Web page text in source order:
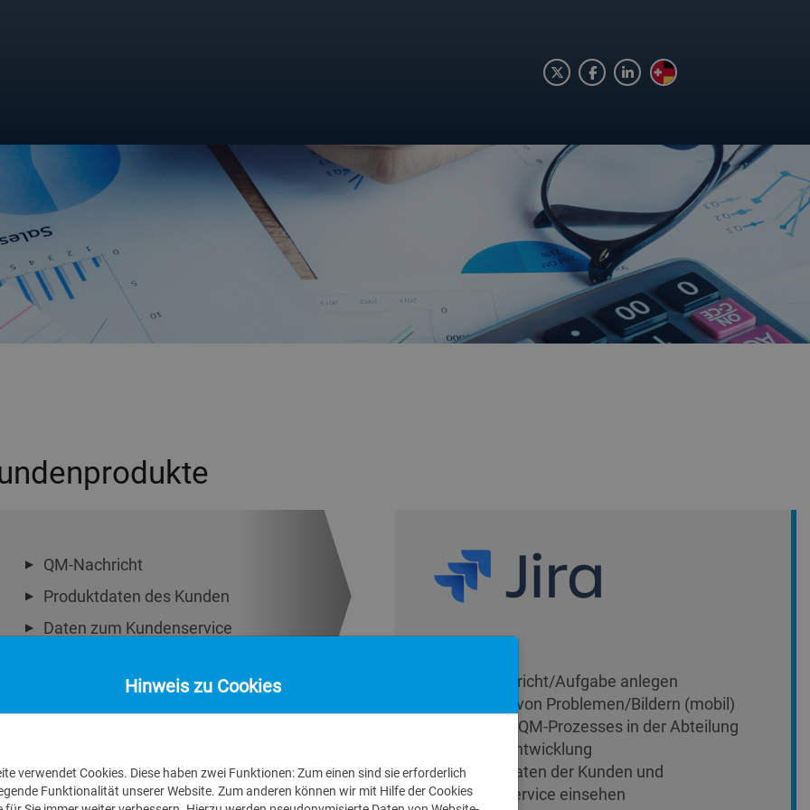
QM-Nachricht
Produktdaten des Kunden
Daten zum Kundenservice
QM-Nachricht/Aufgabe anlegen
Erfassen von Problemen/Bildern (mobil)
Start des QM-Prozesses in der Abteilung
Produktentwicklung
Produktdaten der Kunden und
Kundenservice einsehen
Hinweis zu Cookies
verwendet Cookies. Diese haben zwei Funktionen: Zum einen sind sie erforderlich
Funktionalität unserer Website. Zum anderen können wir mit Hilfe der Cookies